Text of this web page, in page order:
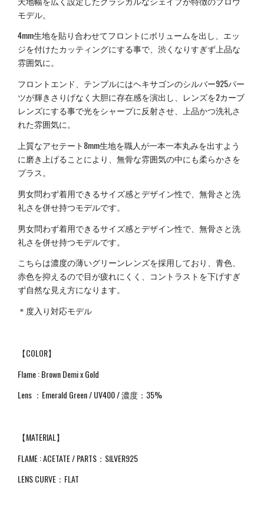
モデル。
4mm生地を貼り合わせてフロントにボリュームを出し、エッ
ジを付けたカッティングにする事で、渋くなりすぎず上品な
雰囲気に。
フロントエンド、テンプルにはヘキサゴンのシルバー925パー
ツが輝きさりげなく大胆に存在感を演出し、レンズを2カーブ
レンズにする事で光をシャープに反射させ、上品かつ洗礼さ
れた雰囲気に。
上質なアセテート8mm生地を職人が一本一本丸みを出すよう
に磨き上げることにより、無骨な雰囲気の中にも柔らかさを
プラス。
男女問わず着用できるサイズ感とデザイン性で、無骨さと洗
礼さを併せ持つモデルです。
男女問わず着用できるサイズ感とデザイン性で、無骨さと洗
礼さを併せ持つモデルです。
こちらは濃度の薄いグリーンレンズを採用しており、青色、
赤色を抑えるので目が疲れにくく、コントラストを下げすぎ
ず自然な見え方になります。
＊度入り対応モデル
【COLOR】
Flame : Brown Demi x Gold
Lens ：Emerald Green / UV400 / 濃度：35%
【MATERIAL】
FLAME : ACETATE / PARTS：SILVER925
LENS CURVE：FLAT